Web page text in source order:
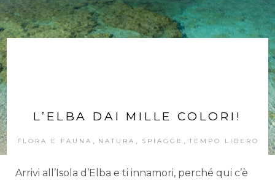
L’ELBA DAI MILLE COLORI!
FLORA E FAUNA , NATURA , SPIAGGE , TEMPO LIBERO
Arrivi all’Isola d’Elba e ti innamori, perché qui c’è